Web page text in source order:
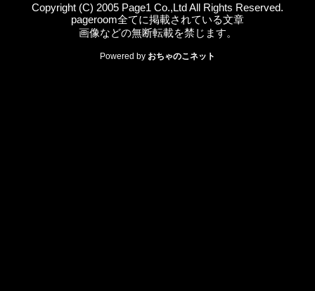
Copyright (C) 2005 Page1 Co.,Ltd All Rights Reserved.
pageroom全てに掲載されている文章
画像などの無断転載を禁じます。
Powered by おちゃのこネット